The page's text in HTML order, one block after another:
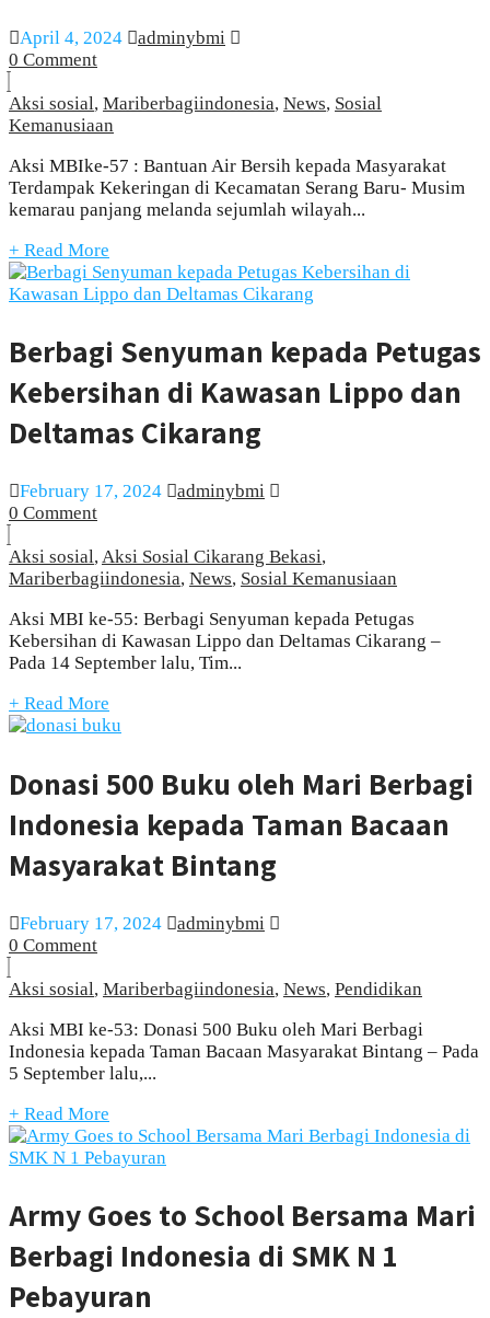
April 4, 2024
adminybmi
0 Comment
Aksi sosial, Mariberbagiindonesia, News, Sosial
Kemanusiaan
Aksi MBIke-57 : Bantuan Air Bersih kepada Masyarakat
Terdampak Kekeringan di Kecamatan Serang Baru- Musim
kemarau panjang melanda sejumlah wilayah...
+ Read More
Berbagi Senyuman kepada Petugas
Kebersihan di Kawasan Lippo dan
Deltamas Cikarang
February 17, 2024
adminybmi
0 Comment
Aksi sosial,Aksi Sosial Cikarang Bekasi,
Mariberbagiindonesia, News, Sosial Kemanusiaan
Aksi MBI ke-55: Berbagi Senyuman kepada Petugas
Kebersihan di Kawasan Lippo dan Deltamas Cikarang –
Pada 14 September lalu, Tim...
+ Read More
Donasi 500 Buku oleh Mari Berbagi
Indonesia kepada Taman Bacaan
Masyarakat Bintang
February 17, 2024
adminybmi
0 Comment
Aksi sosial, Mariberbagiindonesia, News, Pendidikan
Aksi MBI ke-53: Donasi 500 Buku oleh Mari Berbagi
Indonesia kepada Taman Bacaan Masyarakat Bintang – Pada
5 September lalu,...
+ Read More
Army Goes to School Bersama Mari
Berbagi Indonesia di SMK N 1
Pebayuran